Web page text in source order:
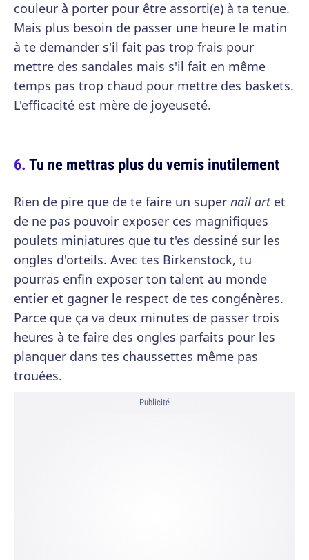
couleur à porter pour être assorti(e) à ta tenue.
Mais plus besoin de passer une heure le matin
à te demander s'il fait pas trop frais pour
mettre des sandales mais s'il fait en même
temps pas trop chaud pour mettre des baskets.
L'efficacité est mère de joyeuseté.
Tu ne mettras plus du vernis inutilement
Rien de pire que de te faire un super nail artet
de ne pas pouvoir exposer ces magnifiques
poulets miniatures que tu t'es dessiné sur les
ongles d'orteils. Avec tes Birkenstock, tu
pourras enfin exposer ton talent au monde
entier et gagner le respect de tes congénères.
Parce que ça va deux minutes de passer trois
heures à te faire des ongles parfaits pour les
planquer dans tes chaussettes même pas
trouées.
Publicité